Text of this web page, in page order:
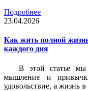
Подробнее
23.04.2026
Как жить полной
каждого дня
В этой статье мы
мышление и
удовольствие, а жизнь